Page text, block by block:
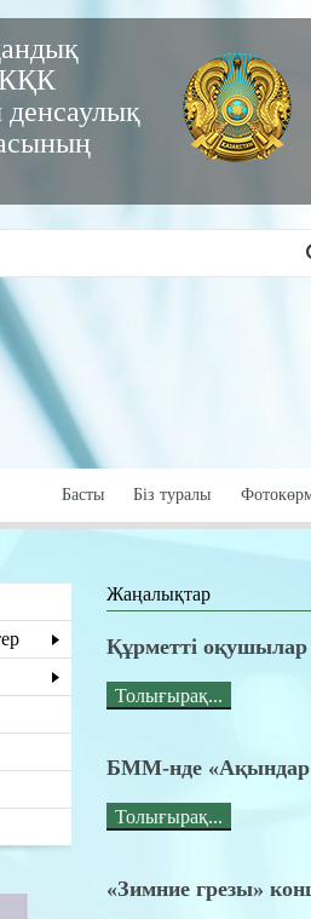
Басты Бiз туралы
Жаңалықтар
Құрметті
Толығырақ...
БММ-нде «Ақындар
Толығырақ...
«Зимние грезы»